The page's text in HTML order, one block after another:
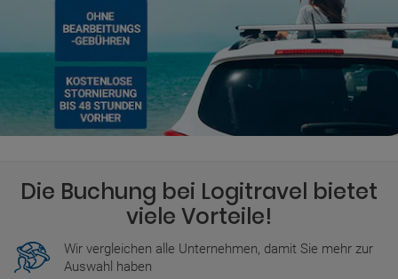
Die Buchung bei Logitravel bietet
viele Vorteile!
Wir vergleichen alle Unternehmen, damit Sie mehr zur
Auswahl haben